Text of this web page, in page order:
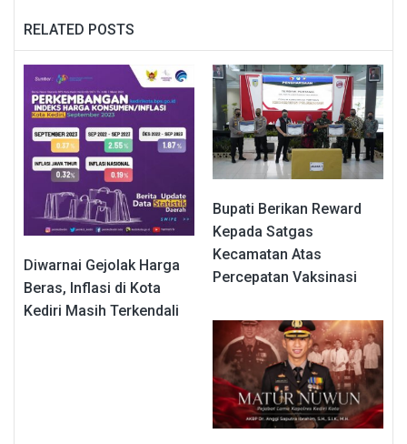
RELATED POSTS
Diwarnai Gejolak Harga
Beras, Inflasi di Kota
Kediri Masih Terkendali
Bupati Berikan Reward
Kepada Satgas
Kecamatan Atas
Percepatan Vaksinasi